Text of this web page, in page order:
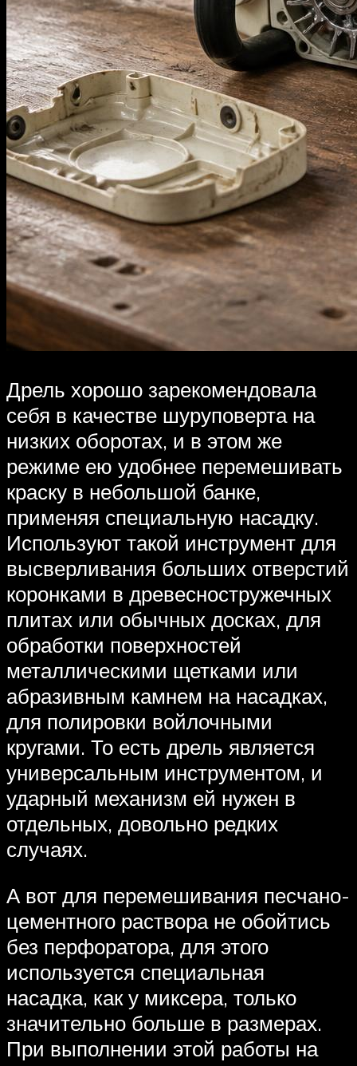
Дрель хорошо зарекомендовала
себя в качестве шуруповерта на
низких оборотах, и в этом же
режиме ею удобнее перемешивать
краску в небольшой банке,
применяя специальную насадку.
Используют такой инструмент для
высверливания больших отверстий
коронками в древесностружечных
плитах или обычных досках, для
обработки поверхностей
металлическими щетками или
абразивным камнем на насадках,
для полировки войлочными
кругами. То есть дрель является
универсальным инструментом, и
ударный механизм ей нужен в
отдельных, довольно редких
случаях.
А вот для перемешивания песчано-
цементного раствора не обойтись
без перфоратора, для этого
используется специальная
насадка, как у миксера, только
значительно больше в размерах.
При выполнении этой работы на